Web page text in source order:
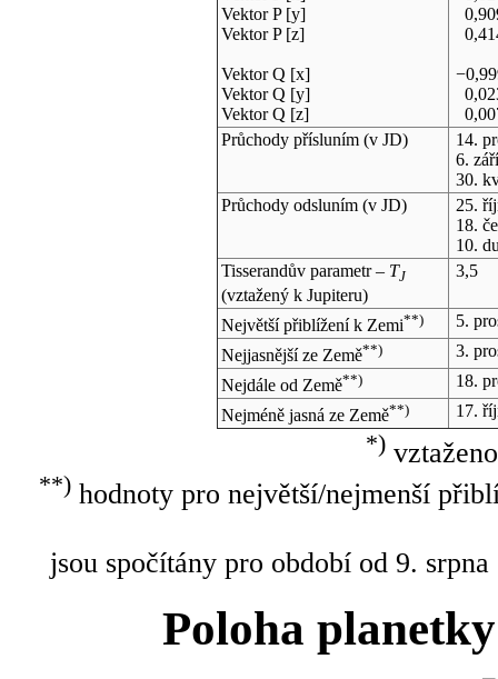
Vektor P [y]
Vektor P [z]
Vektor Q [x]
Vektor Q [y]
Vektor Q [z]
Průchody přísluním (vJD)
14.
6.
30.
Průchody odsluním (vJD)
25.
18.
10.
Tisserandův parametr – TJ
(vztažený k Jupiteru)
3,5
Největší přiblížení k Zemi**)
5.
Nejjasnější ze Země**)
3.
Nejdále od Země**)
18.
Nejméně jasná ze Země**) 17.
*)
**)hodnoty pro největší/nejmenší
jsou spočítány pro období od 9.
Poloha